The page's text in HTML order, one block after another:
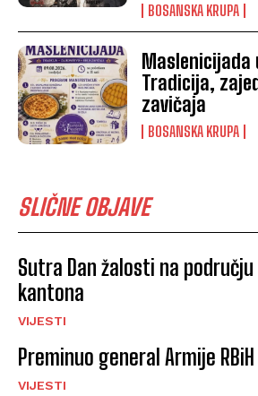
BOSANSKA KRUPA
Maslenicijada
Tradicija,
zavičaja
BOSANSKA KRUPA
SLIČNE OBJAVE
Sutra Dan žalosti na
kantona
VIJESTI
Preminuo general Armije
VIJESTI